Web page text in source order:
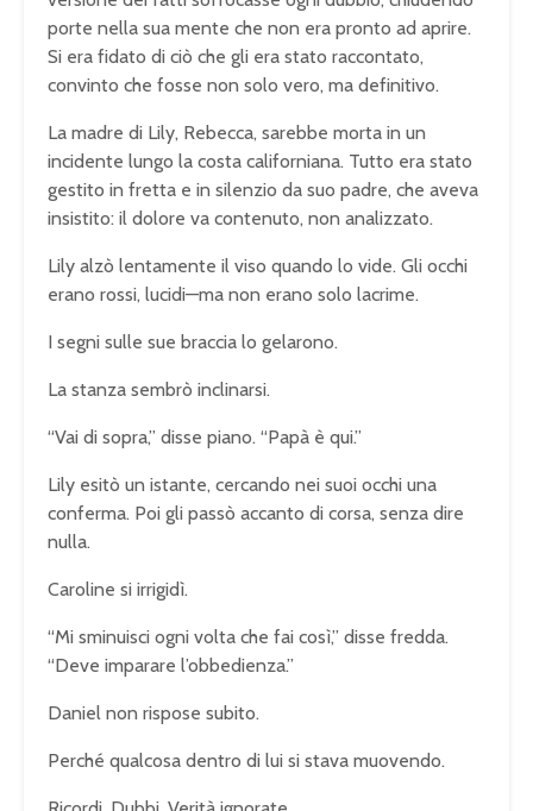
porte nella sua mente che non era pronto ad aprire.
Si era fidato di ciò che gli era stato raccontato,
convinto che fosse non solo vero, ma definitivo.
La madre di Lily, Rebecca, sarebbe morta in un
incidente lungo la costa californiana. Tutto era stato
gestito in fretta e in silenzio da suo padre, che aveva
insistito: il dolore va contenuto, non analizzato.
Lily alzò lentamente il viso quando lo vide. Gli occhi
erano rossi, lucidi—ma non erano solo lacrime.
I segni sulle sue braccia lo gelarono.
La stanza sembrò inclinarsi.
“Vai di sopra,” disse piano. “Papà è qui.”
Lily esitò un istante, cercando nei suoi occhi una
conferma. Poi gli passò accanto di corsa, senza dire
nulla.
Caroline si irrigidì.
“Mi sminuisci ogni volta che fai così,” disse fredda.
“Deve imparare l’obbedienza.”
Daniel non rispose subito.
Perché qualcosa dentro di lui si stava muovendo.